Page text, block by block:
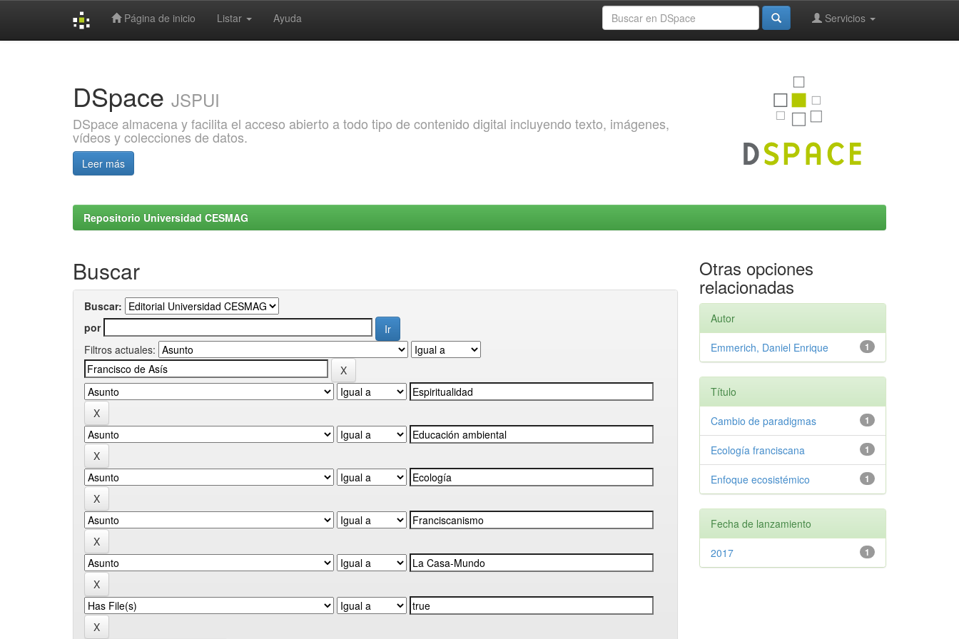
Página de inicio Listar Ayuda Servicios
DSpace JSPUI
DSpace almacena y facilita el acceso abierto a todo tipo de contenido digital incluyendo texto, imágenes,
vídeos y colecciones de datos.
Leer más
Repositorio Universidad CESMAG
Buscar
Buscar:
por
Filtros actuales:
Otras opciones
relacionadas
Autor
1
Emmerich, Daniel Enrique
Título
1
Cambio de paradigmas
1
Ecología franciscana
1
Enfoque ecosistémico
Fecha de lanzamiento
1
2017